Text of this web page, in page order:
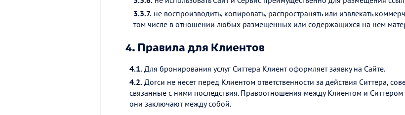
3.3.7. не воспроизводить, копировать, распространять или извлекать
том числе в отношении любых размещенных или содержащихся на нем
4.Правила для Клиентов
4.1. Для бронирования услуг Ситтера Клиент оформляет заявку на Сайте.
4.2. Догси не несет перед Клиентом ответственности за действия Ситтера,
связанные с ними последствия. Правоотношения между Клиентом и
они заключают между собой.